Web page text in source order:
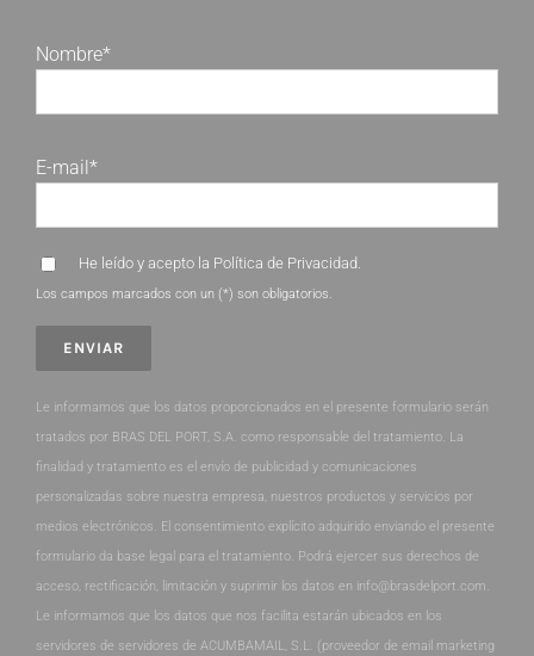
Nombre*
E-mail*
He leído y acepto la Política de Privacidad.
Los campos marcados con un (*) son obligatorios.
Le informamos que los datos proporcionados en el presente formulario serán
tratados por BRAS DEL PORT, S.A. como responsable del tratamiento. La
finalidad y tratamiento es el envío de publicidad y comunicaciones
personalizadas sobre nuestra empresa, nuestros productos y servicios por
medios electrónicos. El consentimiento explícito adquirido enviando el presente
formulario da base legal para el tratamiento. Podrá ejercer sus derechos de
acceso, rectificación, limitación y suprimir los datos en info@brasdelport.com.
Le informamos que los datos que nos facilita estarán ubicados en los
servidores de servidores de ACUMBAMAIL, S.L. (proveedor de email marketing